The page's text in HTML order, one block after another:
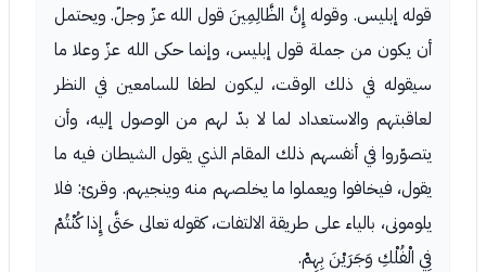
قوله إبليس. وقوله إِنَّ الظَّالِمِينَ قول الله عزّ وجلّ. ويحتمل
أن يكون من جملة قول إبليس، وإنما حكى الله عزّ وعلا ما
سيقوله في ذلك الوقت، ليكون لطفا للسامعين في النظر
لعاقبتهم والاستعداد لما لا بدّ لهم من الوصول إليه، وأن
يتصوّروا في أنفسهم ذلك المقام الذي يقول الشيطان فيه ما
يقول، فيخافوا ويعملوا ما يخلصهم منه وينجيهم. وقرئ: فلا
يلومونى، بالياء على طريقة الالتفات، كقوله تعالى حَتَّى إِذا كُنْتُمْ
فِي الْفُلْكِ وَجَرَيْنَ بِهِمْ.